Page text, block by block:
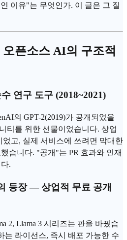
이유"는 무엇인가. 이 글은 그 질
픈소스 AI의 구조적
연구 도구 (2018~2021)
의 GPT-2(2019)가 공개되었을
티를 위한 선물이었습니다. 상업
고, 실제 서비스에 쓰려면 막대한
습니다. "공개"는 PR 효과와 인재
.
등장 — 상업적 무료 공개
2, Llama 3 시리즈는 판을 바꿨습
는 라이선스, 즉시 배포 가능한 수